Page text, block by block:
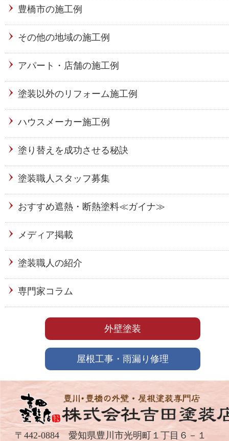
豊橋市の施工例
その他の地域の施工例
アパート・店舗の施工例
塗装以外のリフォーム施工例
ハウスメーカー施工例
塗り替えを成功させる秘訣
塗装職人スタッフ募集
おすすめ遮熱・断熱塗料≪ガイナ≫
メディア掲載
塗装職人の紹介
専門家コラム
外壁塗装
屋根工事・雨漏り修理
〒442-0884 愛知県豊川市光明町１丁目６－１